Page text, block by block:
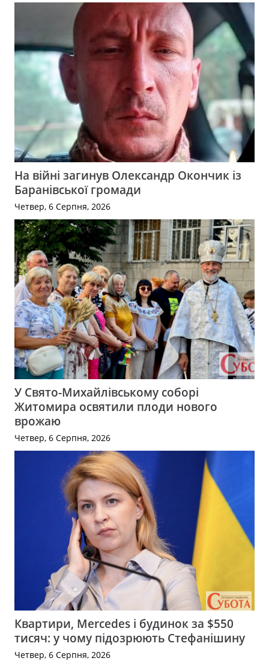
На війні загинув Олександр Окончик із
Баранівської громади
Четвер, 6 Серпня, 2026
У Свято-Михайлівському соборі
Житомира освятили плоди нового
врожаю
Четвер, 6 Серпня, 2026
Квартири, Mercedes і будинок за $550
тисяч: у чому підозрюють Стефанішину
Четвер, 6 Серпня, 2026